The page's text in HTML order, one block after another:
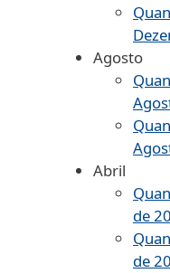
Agosto
Abril
de
de